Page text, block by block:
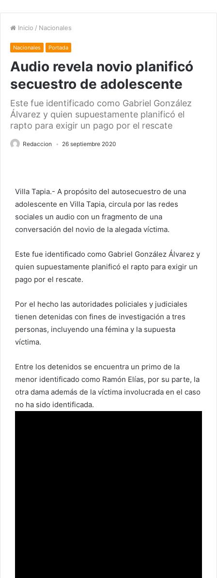
Inicio / Nacionales
Nacionales Portada
Audio revela novio planificó
secuestro de adolescente
Este fue identificado como Gabriel González
Álvarez y quien supuestamente planificó el
rapto para exigir un pago por el rescate
Redaccion 26 septiembre 2020
Villa Tapia.- A propósito del autosecuestro de una
adolescente en Villa Tapia, circula por las redes
sociales un audio con un fragmento de una
conversación del novio de la alegada víctima.
Este fue identificado como Gabriel González Álvarez y
quien supuestamente planificó el rapto para exigir un
pago por el rescate.
Por el hecho las autoridades policiales y judiciales
tienen detenidas con fines de investigación a tres
personas, incluyendo una fémina y la supuesta
víctima.
Entre los detenidos se encuentra un primo de la
menor identificado como Ramón Elías, por su parte, la
otra dama además de la víctima involucrada en el caso
no ha sido identificada.